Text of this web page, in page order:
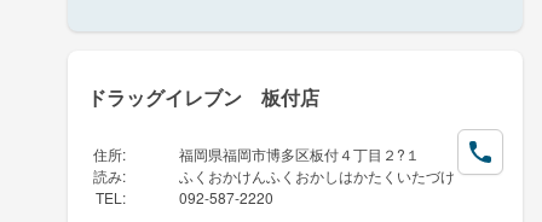
ドラッグイレブン 板付店
住所:
福岡県福岡市博多区板付４丁目２?１
読み:
ふくおかけんふくおかしはかたくいたづけ
TEL : 092-587-2220